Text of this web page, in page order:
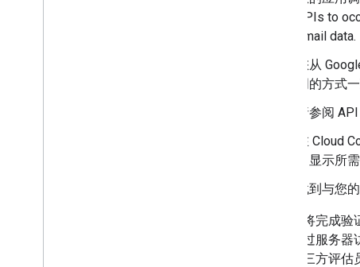
APIs to
email data.
您从
明的方式一
请参阅
在 Cloud
出显示所
找到与您
请务必将完成
能够通过服务
独立第三方评估